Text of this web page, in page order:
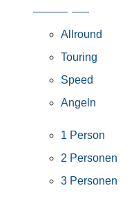
Allround
Touring
Speed
Angeln
1 Person
2 Personen
3 Personen